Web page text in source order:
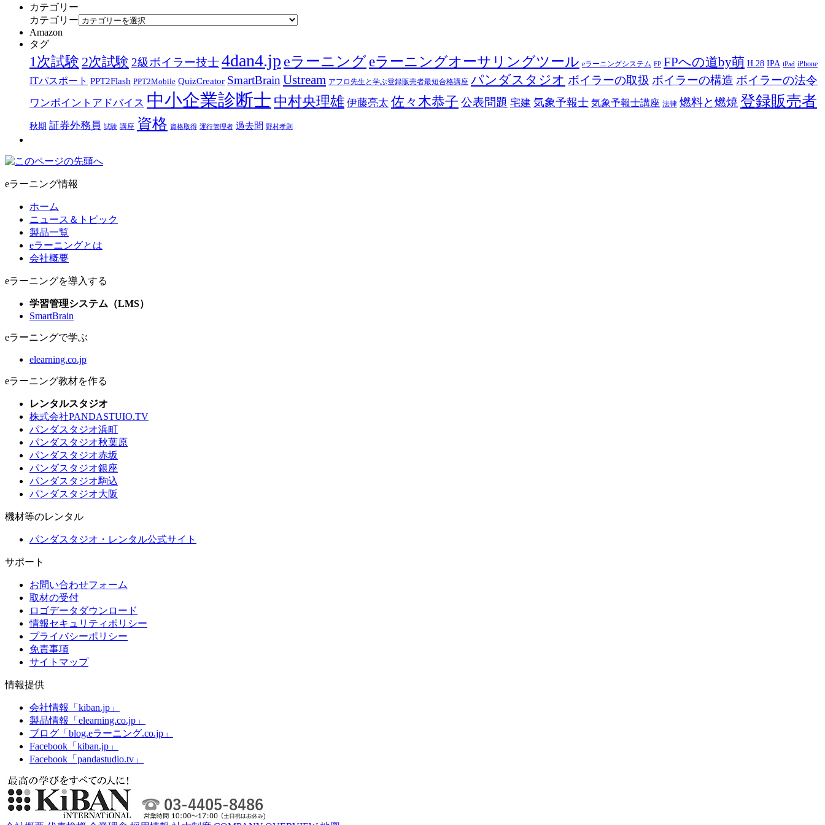
カテゴリー
カテゴリー
Amazon
タグ
1次試験 2次試験 2級ボイラー技士4dan4.jp eラーニング eラーニングオーサリングツール eラーニングシステム FP FPへの道by萌 H.28 IPA iPad iPhone
ITパスポート PPT2Flash PPT2Mobile QuizCreator SmartBrain Ustream アフロ先生と学ぶ登録販売者最短合格講座 パンダスタジオ ボイラーの取扱 ボイラーの構造 ボイラーの法令
ワンポイントアドバイス 中小企業診断士 中村央理雄 伊藤亮太 佐々木恭子 公表問題 宅建 気象予報士 気象予報士講座 法律 燃料と燃焼 登録販売者
秋期 証券外務員 試験 講座 資格 資格取得 運行管理者 過去問 野村孝則
eラーニング情報
ホーム
ニュース＆トピック
製品一覧
eラーニングとは
会社概要
eラーニングを導入する
学習管理システム（LMS）
SmartBrain
eラーニングで学ぶ
elearning.co.jp
eラーニング教材を作る
レンタルスタジオ
株式会社PANDASTUIO.TV
パンダスタジオ浜町
パンダスタジオ秋葉原
パンダスタジオ赤坂
パンダスタジオ銀座
パンダスタジオ駒込
パンダスタジオ大阪
機材等のレンタル
パンダスタジオ・レンタル公式サイト
サポート
お問い合わせフォーム
取材の受付
ロゴデータダウンロード
情報セキュリティポリシー
プライバシーポリシー
免責事項
サイトマップ
情報提供
会社情報「kiban.jp」
製品情報「elearning.co.jp」
ブログ「blog.eラーニング.co.jp」
Facebook「kiban.jp」
Facebook「pandastudio.tv」